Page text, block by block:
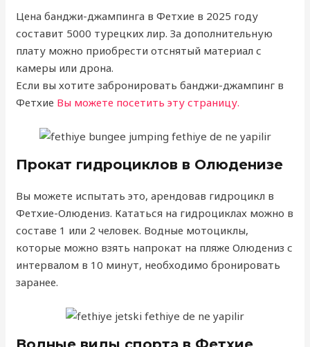
Цена банджи-джампинга в Фетхие в 2025 году
составит 5000 турецких лир. За дополнительную
плату можно приобрести отснятый материал с
камеры или дрона.
Если вы хотите забронировать банджи-джампинг в
Фетхие Вы можете посетить эту страницу.
Прокат гидроциклов в Олюденизе
Вы можете испытать это, арендовав гидроцикл в
Фетхие-Олюдениз. Кататься на гидроциклах можно в
составе 1 или 2 человек. Водные мотоциклы,
которые можно взять напрокат на пляже Олюдениз с
интервалом в 10 минут, необходимо бронировать
заранее.